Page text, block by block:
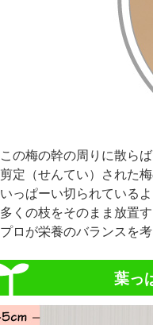
この梅の幹の周りに散ら
剪定（せんてい）された
いっぱーい切られている
多くの枝をそのまま放置
プロが栄養のバランスを
葉っ